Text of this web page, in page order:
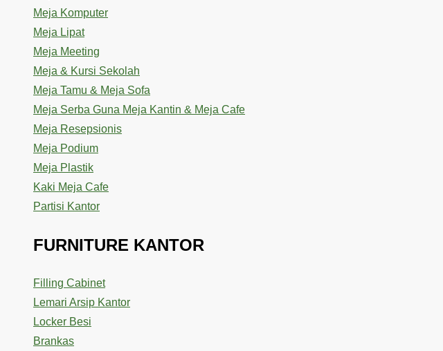
Meja Komputer
Meja Lipat
Meja Meeting
Meja & Kursi Sekolah
Meja Tamu & Meja Sofa
Meja Serba Guna Meja Kantin & Meja Cafe
Meja Resepsionis
Meja Podium
Meja Plastik
Kaki Meja Cafe
Partisi Kantor
FURNITURE KANTOR
Filling Cabinet
Lemari Arsip Kantor
Locker Besi
Brankas